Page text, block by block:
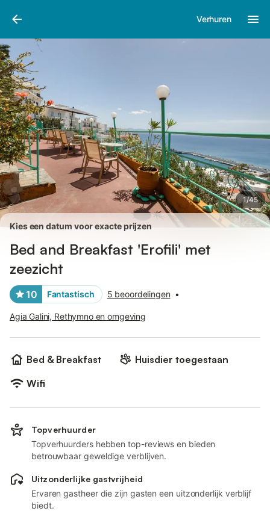
Verhuren
1/45
Afbeeldingen
Kies een datum voor exacte prijzen
Bed and Breakfast 'Erofili' met
zeezicht
10 Fantastisch 5 beoordelingen •
Agia Galini, Rethymno en omgeving
Bed & Breakfast
Huisdier toegestaan
Wifi
Topverhuurder
Topverhuurders hebben top-reviews en bieden
betrouwbaar geweldige verblijven.
Uitzonderlijke gastvrijheid
Ervaren gastheer die zijn gasten een uitzonderlijk verblijf
biedt.